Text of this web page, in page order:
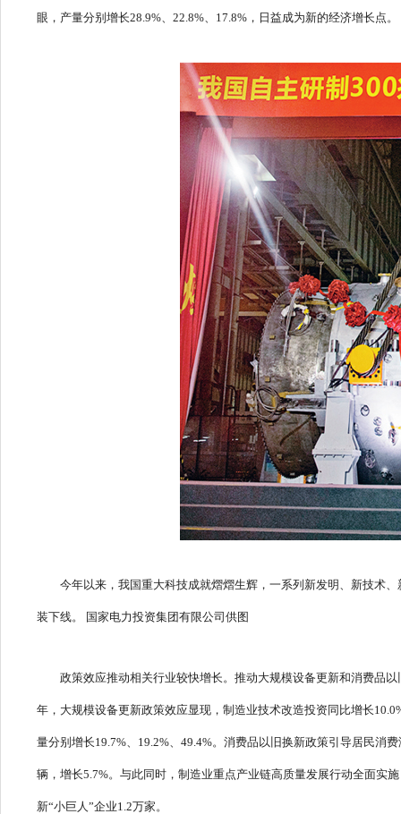
眼，产量分别增长28.9%、22.8%、17.8%，日益成为新的经济增长点。
今年以来，我国重大科技成就熠熠生辉，一系列新发明、新技术
装下线。 国家电力投资集团有限公司供图
政策效应推动相关行业较快增长。推动大规模设备更新和消费品
年，大规模设备更新政策效应显现，制造业技术改造投资同比增长
量分别增长19.7%、19.2%、49.4%。消费品以旧换新政策引导居民消
辆，增长5.7%。与此同时，制造业重点产业链高质量发展行动全面实
新“小巨人”企业1.2万家。